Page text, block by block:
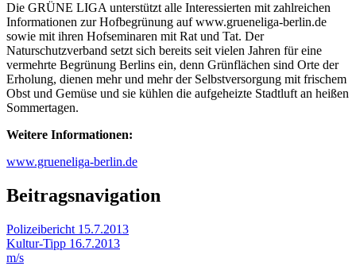
Die GRÜNE LIGA unterstützt alle Interessierten mit zahlreichen
Informationen zur Hofbegrünung auf www.grueneliga-berlin.de
sowie mit ihren Hofseminaren mit Rat und Tat. Der
Naturschutzverband setzt sich bereits seit vielen Jahren für eine
vermehrte Begrünung Berlins ein, denn Grünflächen sind Orte der
Erholung, dienen mehr und mehr der Selbstversorgung mit frischem
Obst und Gemüse und sie kühlen die aufgeheizte Stadtluft an heißen
Sommertagen.
Weitere Informationen:
www.grueneliga-berlin.de
Beitragsnavigation
Polizeibericht 15.7.2013
Kultur-Tipp 16.7.2013
m/s